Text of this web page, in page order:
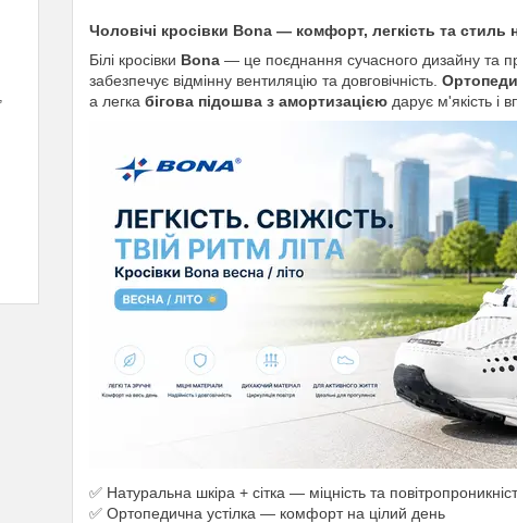
Чоловічі кросівки Bona — комфорт, легкість та стиль
Білі кросівки Bona — це поєднання сучасного дизайну та
забезпечує відмінну вентиляцію та довговічність.
а легка бігова підошва з амортизацією дарує м'якість і
✅ Натуральна шкіра + сітка — міцність та
✅ Ортопедична устілка — комфорт на цілий день